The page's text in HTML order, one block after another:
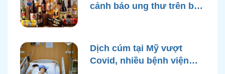
cảnh báo ung thư trên bao
Dịch cúm tại Mỹ vượt
Covid, nhiều bệnh viện